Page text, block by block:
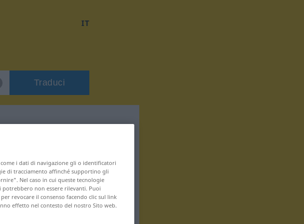
IT
Traduci
i dati di navigazione gli o identificatori
di tracciamento affinché supportino gli
Nel caso in cui queste tecnologie
potrebbero non essere rilevanti. Puoi
revocare il consenso facendo clic sul link
effetto nel contesto del nostro Sito web.